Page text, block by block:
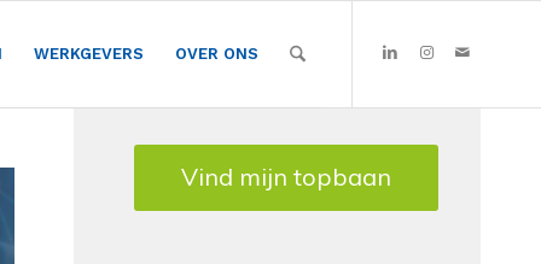
WERKGEVERS OVER ONS
Vind mijn topbaan